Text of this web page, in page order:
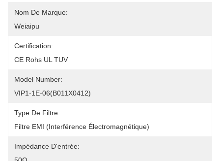
Nom De Marque:
Weiaipu
Certification:
CE Rohs UL TUV
Model Number:
VIP1-1E-06(B011X0412)
Type De Filtre:
Filtre EMI (interférence Électromagnétique)
Impédance D'entrée: